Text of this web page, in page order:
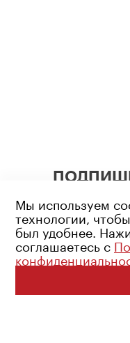
©
Мы используем
технологии,
был удобнее.
соглашаетесь с